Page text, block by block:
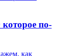
по-
как